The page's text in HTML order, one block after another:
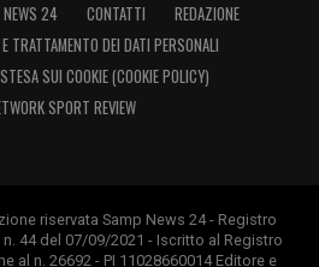
NEWS 24 CONTATTI
REDAZIONE
TRATTAMENTO DEI DATI PERSONALI
SUI COOKIE (COOKIE POLICY)
SPORT REVIEW
riservata Samp News 24 - Registro
44 del 07/09/2021 - Iscritto al Registro
al n. 26692 - PI 11028660014 Editore e